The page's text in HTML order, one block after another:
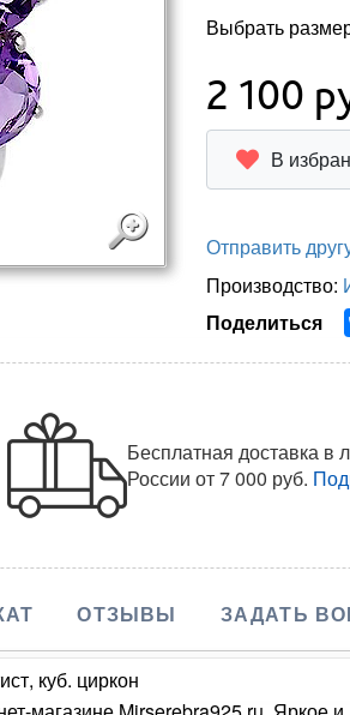
Выбрать
2 100
В
Отправить
Производство:
Поделиться
Бесплатная доставка в
Россииот 7 000 руб.
ОТЗЫВЫ ЗАДАТЬ
куб. циркон